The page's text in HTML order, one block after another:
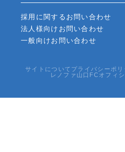
採用に関するお問い合わせ
法人様向けお問い合わせ
一般向けお問い合わせ
サイトについて プライバシーポ
レノファ山口FCオフィ